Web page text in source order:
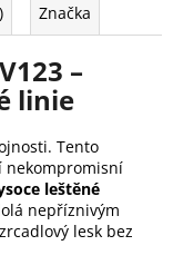
Značka
–
linie
Tento
nekompromisní
leštěné
nepříznivým
lesk bez